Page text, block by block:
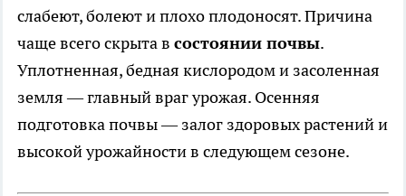
слабеют, болеют и плохо плодоносят. Причина
чаще всего скрыта в состоянии почвы.
Уплотненная, бедная кислородом и засоленная
земля — главный враг урожая. Осенняя
подготовка почвы — залог здоровых растений и
высокой урожайности в следующем сезоне.